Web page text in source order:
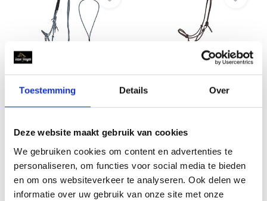
Toestemming Details Over
Deze website maakt gebruik van cookies
We gebruiken cookies om content en advertenties te
personaliseren, om functies voor social media te bieden
en om ons websiteverkeer te analyseren. Ook delen we
informatie over uw gebruik van onze site met onze
QHP Touwhalster &
Neckrope Liberty - Pe...
Set van touwhalster met
afneembare teugels en ha...
Op voorraad
€29,95 €17,95
QHP Touwhalster Liberta
Leer - Zwart
combineert de functio...
Op voorraad
€37,95